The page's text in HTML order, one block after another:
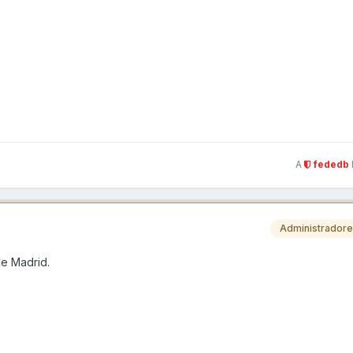
A fededb
Madrid.